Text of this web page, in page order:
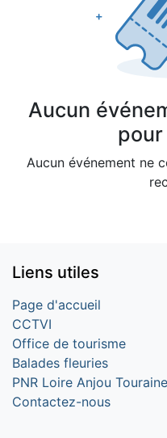
Aucun
Aucun événement ne
Liens utiles
Page d'accueil
CCTVI
Office de tourisme
Balades fleuries
PNR Loire Anjou Touraine
Contactez-nous